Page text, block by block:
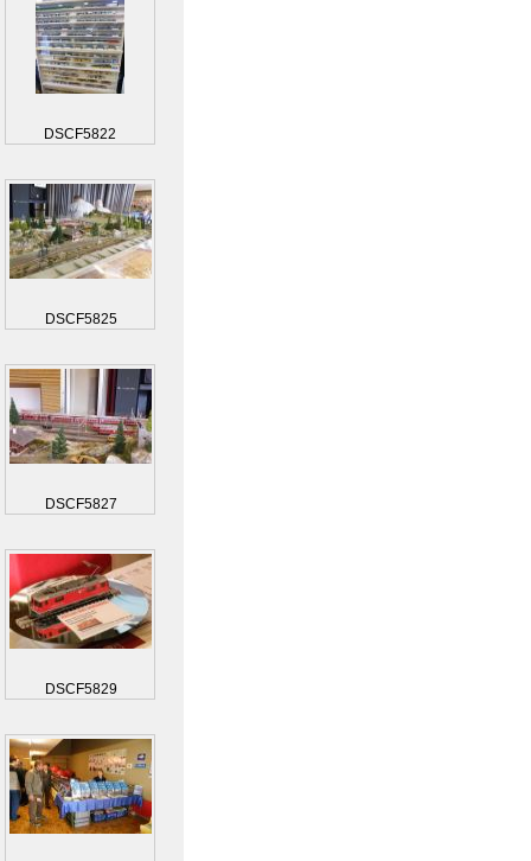
DSCF5822
DSCF5825
DSCF5827
DSCF5829